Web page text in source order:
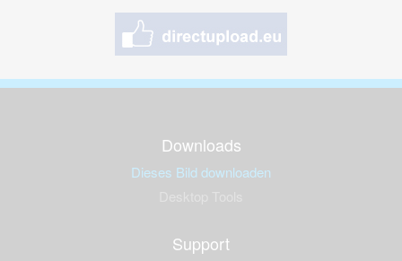
Downloads
Dieses Bild downloaden
Support